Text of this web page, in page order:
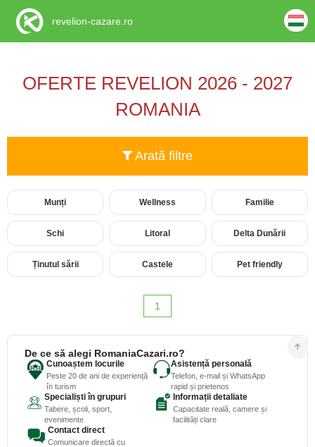
OFERTE REVELION 2026 - 2027
ROMANIA
Arată filtre
Munți Wellness Familie
Schi Litoral Delta Dunării
Ținutul sării Castele Pet friendly
1
De ce să alegi RomaniaCazari.ro?
Cunoaștem locurile
Peste 20 de ani de experiență
în turism
Asistență personală
Telefon, e-mail și WhatsApp
rapid și prietenos
Specialiști în grupuri
Tabere, școli, sport,
evenimente
Informații detaliate
Capacitate reală, camere și
facilități clare
Contact direct
Comunicare directă cu
revelion-cazare.ro